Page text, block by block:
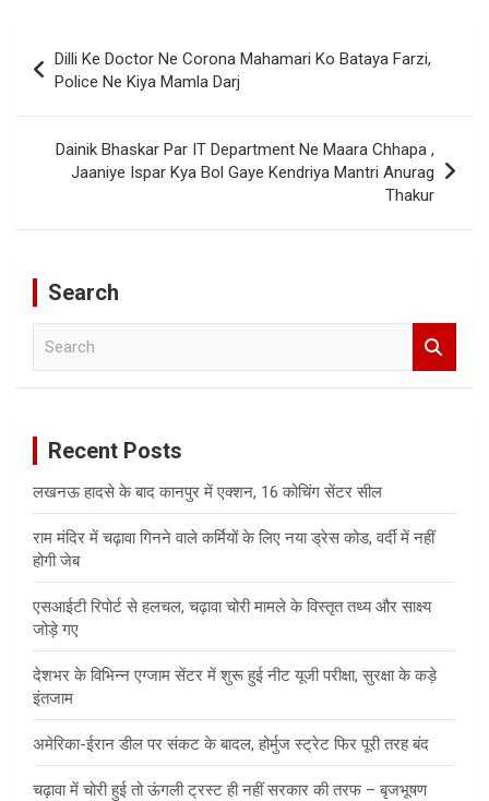
navigation
Dilli Ke Doctor Ne Corona Mahamari Ko Bataya Farzi,
Police Ne Kiya Mamla Darj
Dainik Bhaskar Par IT Department Ne Maara Chhapa ,
Jaaniye Ispar Kya Bol Gaye Kendriya Mantri Anurag
Thakur
Search
Recent Posts
लखनऊ हादसे के बाद कानपुर में एक्शन, 16 कोचिंग सेंटर सील
राम मंदिर में चढ़ावा गिनने वाले कर्मियों के लिए नया ड्रेस कोड, वर्दी में नहीं
होगी जेब
एसआईटी रिपोर्ट से हलचल, चढ़ावा चोरी मामले के विस्तृत तथ्य और साक्ष्य
जोड़े गए
देशभर के विभिन्न एग्जाम सेंटर में शुरू हुई नीट यूजी परीक्षा, सुरक्षा के कड़े
इंतजाम
अमेरिका-ईरान डील पर संकट के बादल, होर्मुज स्ट्रेट फिर पूरी तरह बंद
चढ़ावा में चोरी हुई तो ऊंगली ट्रस्ट ही नहीं सरकार की तरफ – बृजभूषण